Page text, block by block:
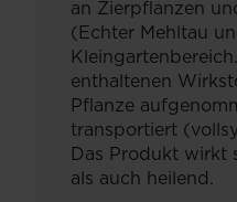
an Zierpflanzen
(Echter Mehltau
enthaltenen
Pflanze
transportiert
Das Produkt wirkt
als auch heilend.